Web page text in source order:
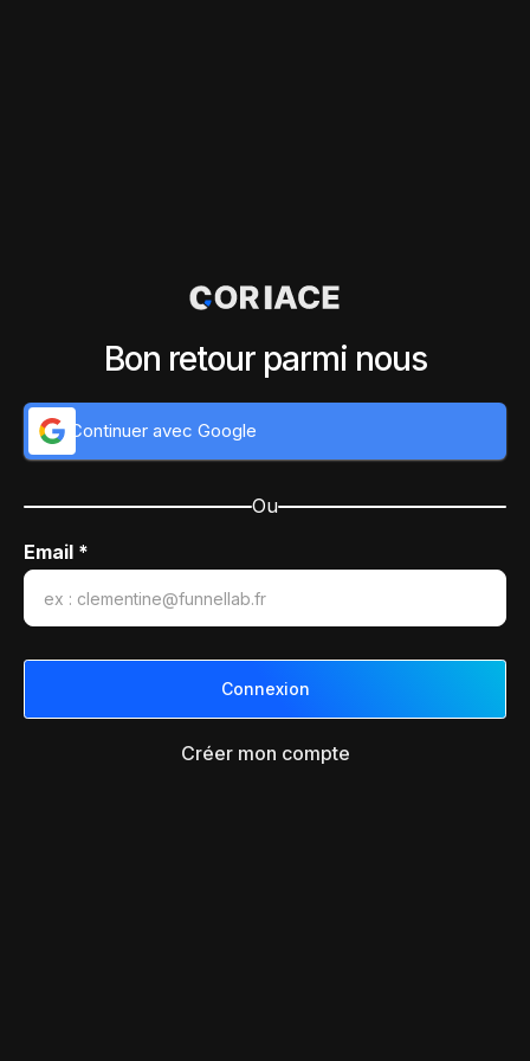
Bon retour parmi nous
Continuer avec Google
Ou
Email *
Créer mon compte